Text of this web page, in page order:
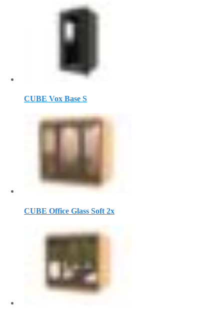
CUBE Vox Base S
CUBE Office Glass Soft 2х